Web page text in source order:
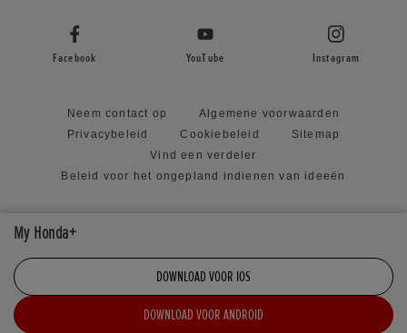
My Honda+
DOWNLOAD VOOR IOS
DOWNLOAD VOOR ANDROID
Facebook YouTube Instagram
Neem contact op
Algemene voorwaarden
Privacybeleid
Cookiebeleid
Sitemap
Vind een verdeler
Beleid voor het ongepland indienen van ideeën